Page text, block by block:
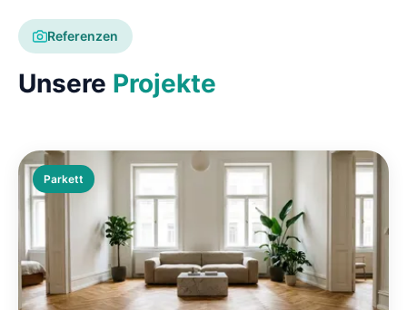
Referenzen
Unsere Projekte
Parkett